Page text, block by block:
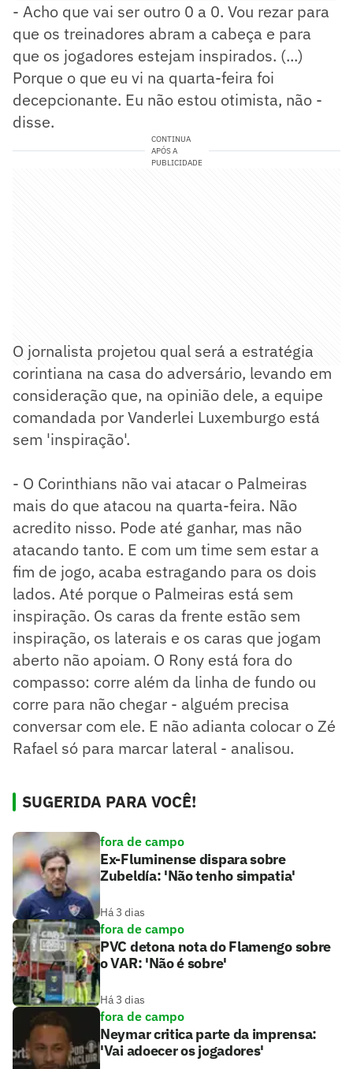
- Acho que vai ser outro 0 a 0. Vou rezar para
que os treinadores abram a cabeça e para
que os jogadores estejam inspirados. (...)
Porque o que eu vi na quarta-feira foi
decepcionante. Eu não estou otimista, não -
disse.
CONTINUA
APÓS A
PUBLICIDADE
O jornalista projetou qual será a estratégia
corintiana na casa do adversário, levando em
consideração que, na opinião dele, a equipe
comandada por Vanderlei Luxemburgo está
sem 'inspiração'.
- O Corinthians não vai atacar o Palmeiras
mais do que atacou na quarta-feira. Não
acredito nisso. Pode até ganhar, mas não
atacando tanto. E com um time sem estar a
fim de jogo, acaba estragando para os dois
lados. Até porque o Palmeiras está sem
inspiração. Os caras da frente estão sem
inspiração, os laterais e os caras que jogam
aberto não apoiam. O Rony está fora do
compasso: corre além da linha de fundo ou
corre para não chegar - alguém precisa
conversar com ele. E não adianta colocar o Zé
Rafael só para marcar lateral - analisou.
SUGERIDA PARA VOCÊ!
fora de campo
Ex-Fluminense dispara sobre
Zubeldía: 'Não tenho simpatia'
Há 3 dias
fora de campo
PVC detona nota do Flamengo sobre
o VAR: 'Não é sobre'
Há 3 dias
fora de campo
Neymar critica parte da imprensa:
'Vai adoecer os jogadores'